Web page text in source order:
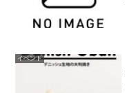
イベント